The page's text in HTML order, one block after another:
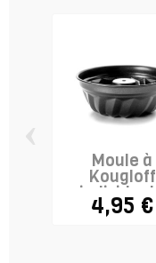
Moule à
Kougloff
individuel -
12cm
4,95 €